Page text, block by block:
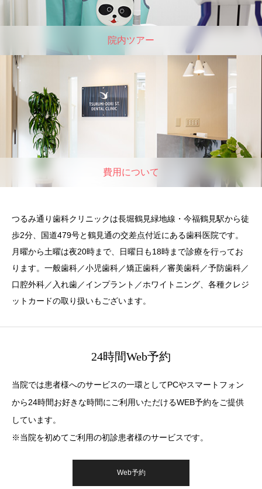
院内ツアー
費用について
つるみ通り歯科クリニックは長堀鶴見緑地線・今福鶴見駅から徒
歩2分、国道479号と鶴見通の交差点付近にある歯科医院です。
月曜から土曜は夜20時まで、日曜日も18時まで診療を行ってお
ります。一般歯科／小児歯科／矯正歯科／審美歯科／予防歯科／
口腔外科／入れ歯／インプラント／ホワイトニング、各種クレジ
ットカードの取り扱いもございます。
24時間Web予約
当院では患者様へのサービスの一環としてPCやスマートフォン
から24時間お好きな時間にご利用いただけるWEB予約をご提供
しています。
※当院を初めてご利用の初診患者様のサービスです。
Web予約